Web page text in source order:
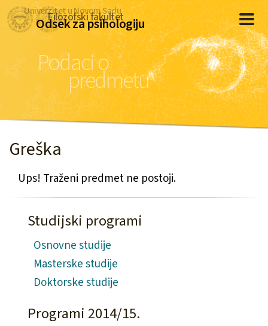
Podaci o
predmetu
Univerzitet u Novom Sadu
Filozofski fakultet
Odsek za psihologiju
Greška
Ups! Traženi predmet ne postoji.
Studijski programi
Osnovne studije
Masterske studije
Doktorske studije
Programi 2014/15.